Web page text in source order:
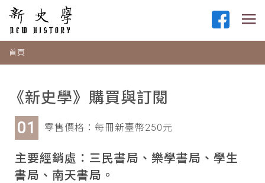
首頁
《新史學》購買與訂閱
零售價格：每冊新臺幣250元
主要經銷處：三民書局、樂學書局、學生
書局、南天書局。